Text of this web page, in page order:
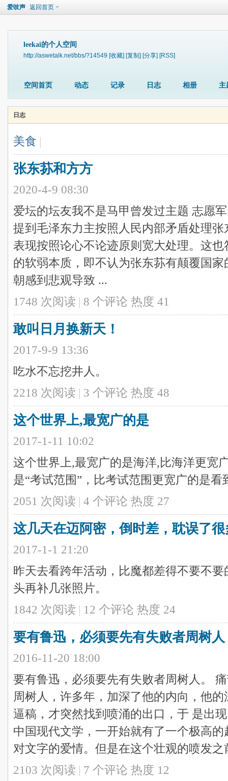
爱吱声 返回首页
leekai的个人空间
http://aswetalk.net/bbs/?14549 [收藏] [复制] [分享] [RSS]
空间首页 动态 记录 日志 相册 主
日志
美食 |
张东荪和方方
2020-4-9 08:30
爱坛的坛友我不是马甲曾发过主题 志愿
提到毛泽东力主按照人民内部矛盾处理
表现按照论心不论迹原则宽大处理。这
的软弱本质，即不认为张东荪有颠覆国
朝感到悲观导致 ...
1748 次阅读 | 8 个评论 热度 41
敢叫日月换新天！
2017-9-9 13:36
吃水不忘挖井人。
2218 次阅读 | 3 个评论 热度 48
这个世界上,最宽广的是
2017-1-11 10:02
这个世界上,最宽广的是海洋,比海洋更宽
是“考试范围”，比考试范围更宽广的是
2051 次阅读 | 4 个评论 热度 27
这几天在迈阿密，倒时差，耽误了
2017-1-1 21:20
昨天去看跨年活动，比魔都差得不要不
头再补几张照片。
1842 次阅读 | 12 个评论 热度 24
要有鲁迅，必须要先有失败者周树
2016-11-20 18:00
要有鲁迅，必须要先有失败者周树人。
周树人，许多年，加深了他的内向，他
逼稿，才突然找到喷涌的出口，于 是出
中国现代文学，一开始就有了一个极高
对文字的爱情。但是在这个壮观的喷发之
2103 次阅读 | 7 个评论 热度 12